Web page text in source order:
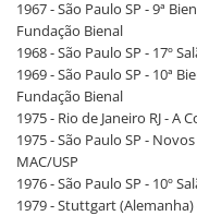
1967 - São Paulo SP - 9ª
Fundação Bienal
1968 - São Paulo SP - 17º
1969 - São Paulo SP - 10ª
Fundação Bienal
1975 - Rio de Janeiro RJ -
1975 - São Paulo SP -
MAC/USP
1976 - São Paulo SP - 10º
1979 - Stuttgart